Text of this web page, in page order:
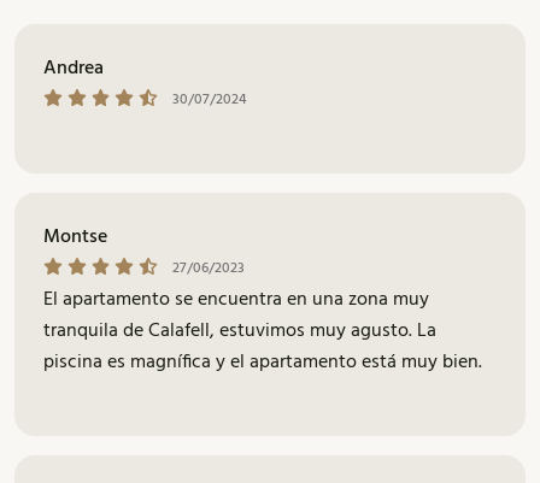
Andrea
30/07/2024
Montse
27/06/2023
El apartamento se encuentra en una zona muy
tranquila de Calafell, estuvimos muy agusto. La
piscina es magnífica y el apartamento está muy bien.